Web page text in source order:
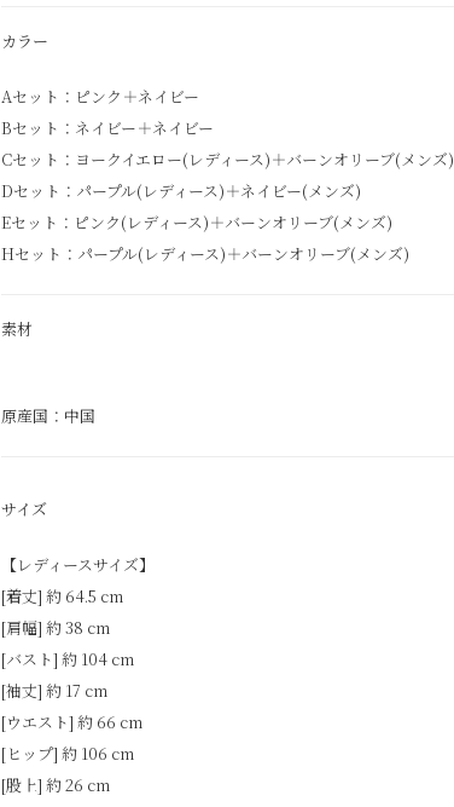
カラー
Aセット：ピンク＋ネイビー
Bセット：ネイビー＋ネイビー
Cセット：ヨークイエロー(レディース)＋バーンオリーブ(メンズ)
Dセット：パープル(レディース)＋ネイビー(メンズ)
Eセット：ピンク(レディース)＋バーンオリーブ(メンズ)
Hセット：パープル(レディース)＋バーンオリーブ(メンズ)
素材
原産国：中国
サイズ
【レディースサイズ】
[着丈] 約 64.5 cm
[肩幅] 約 38 cm
[バスト] 約 104 cm
[袖丈] 約 17 cm
[ウエスト] 約 66 cm
[ヒップ] 約 106 cm
[股上] 約 26 cm